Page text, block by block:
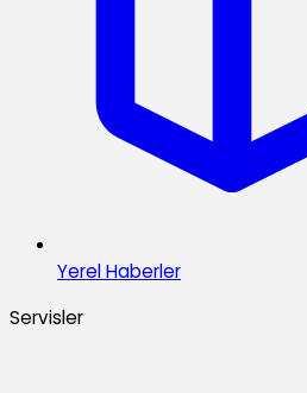
Yerel Haberler
Servisler